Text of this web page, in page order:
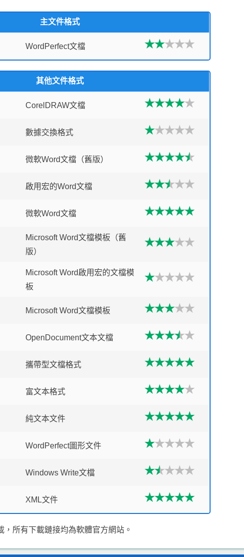
主文件格式
WordPerfect文檔
其他文件格式
CorelDRAW文檔
數據交換格式
微軟Word文檔（舊版）
啟用宏的Word文檔
微軟Word文檔
Microsoft Word文檔模板（舊
版）
Microsoft Word啟用宏的文檔模
板
Microsoft Word文檔模板
OpenDocument文本文檔
攜帶型文檔格式
富文本格式
純文本文件
WordPerfect圖形文件
Windows Write文檔
XML文件
，所有下載鏈接均為軟體官方網站。